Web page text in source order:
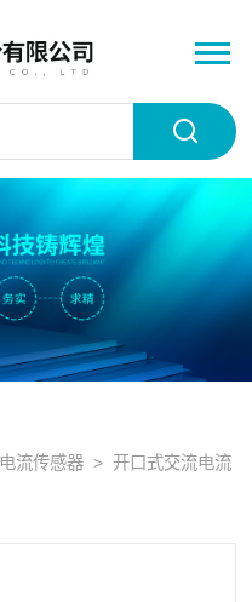
电流传感器 > 开口式交流电流